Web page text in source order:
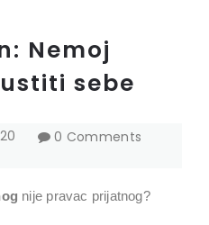
Nemoj
sebe
0 Comments
nije pravac prijatnog?